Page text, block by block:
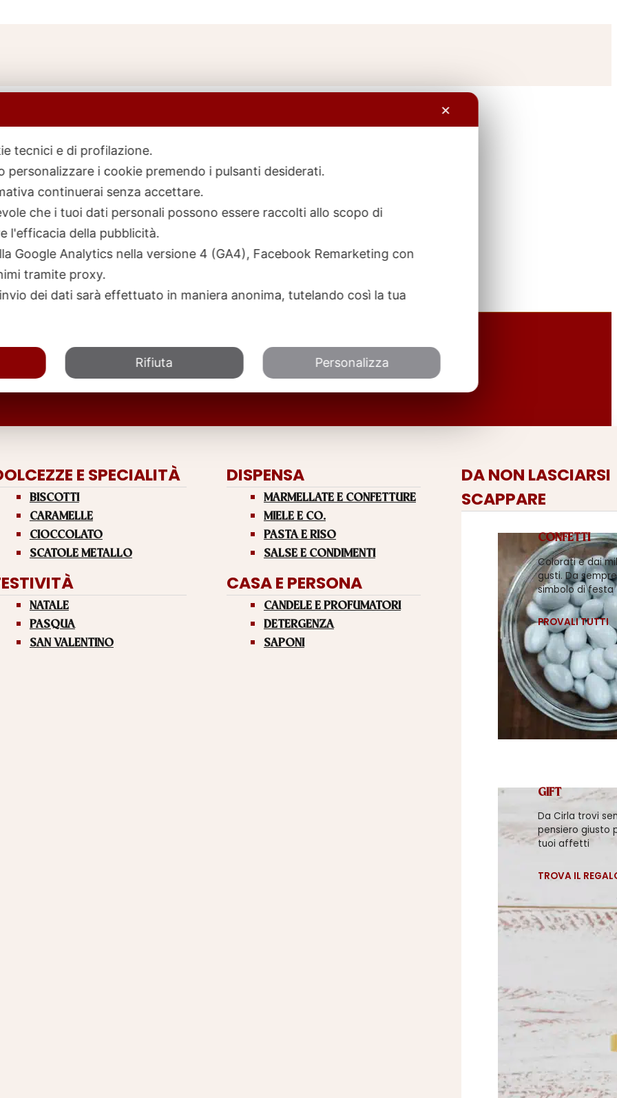
E SPECIALITÀ
BISCOTTI
CARAMELLE
CIOCCOLATO
SCATOLE METALLO
NATALE
PASQUA
SAN VALENTINO
DISPENSA
MARMELLATE E CONFETTURE
MIELE E CO.
PASTA E RISO
SALSE E CONDIMENTI
CASA E PERSONA
CANDELE E PROFUMATORI
DETERGENZA
SAPONI
DA NON LASCIARSI
SCAPPARE
CONFETTI
Colorati e dai
gusti. Da sempre
simbolo di festa
PROVALI TUTTI
GIFT
Da Cirla trovi
pensiero giusto
tuoi affetti
TROVA IL
✕
tecnici e di profilazione.
personalizzare i cookie premendo i pulsanti desiderati.
continuerai senza accettare.
che i tuoi dati personali possono essere raccolti allo scopo di
l'efficacia della pubblicità.
Google Analytics nella versione 4 (GA4), Facebook Remarketing con
tramite proxy.
dei dati sarà effettuato in maniera anonima, tutelando così la tua
Rifiuta Personalizza